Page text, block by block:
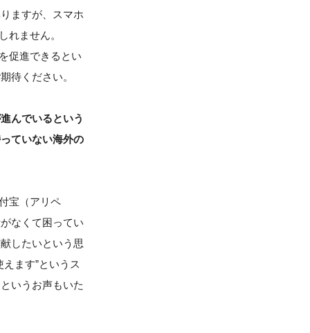
ますが、スマホ
れません。
促進できるとい
待ください。
んでいるという
ていない海外の
宝（アリペ
なくて困ってい
したいという思
ます”というス
いうお声もいた